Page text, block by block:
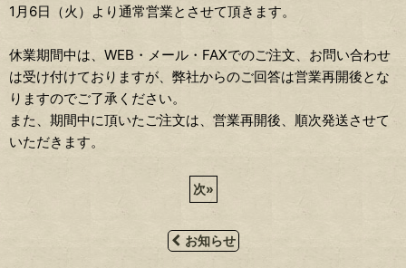
1月6日（火）より通常営業とさせて頂きます。
休業期間中は、WEB・メール・FAXでのご注文、お問い合わせ
は受け付けておりますが、弊社からのご回答は営業再開後とな
りますのでご了承ください。
また、期間中に頂いたご注文は、営業再開後、順次発送させて
いただきます。
次»
お知らせ